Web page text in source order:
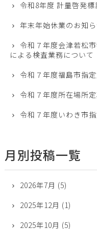
令和8年度 計量啓発標
年末年始休業のお知
令和７年度会津若松
による検査業務について
令和７年度福島市指
令和７年度所在場所
令和７年度いわき市
月別投稿一覧
2026年7月 (5)
2025年12月 (1)
2025年10月 (5)